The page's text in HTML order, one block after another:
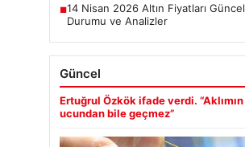
■14 Nisan 2026 Altın Fiyatları Güncel
Durumu ve Analizler
Güncel
Ertuğrul Özkök ifade verdi. “Aklımın
ucundan bile geçmez”